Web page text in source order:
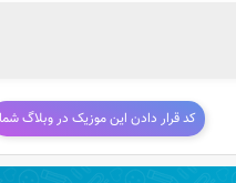
کد قرار دادن این موزیک در وبلاگ شما